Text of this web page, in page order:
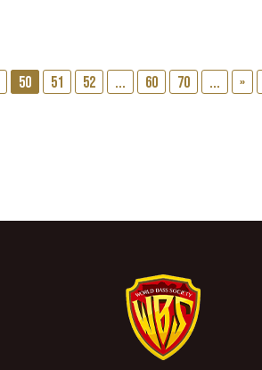
50 51 52 ... 60 70 ... »